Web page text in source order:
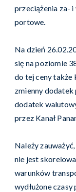
przeciążenia za-
portowe.
Na dzień
się na poziomie
do tej ceny także
zmienny dodatek
dodatek
przez Kanał
Należy
nie jest
warunków
wydłużone